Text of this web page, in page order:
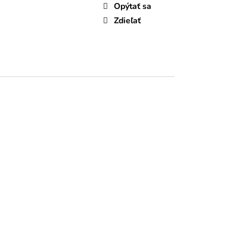
Opýtať sa
Zdieľať